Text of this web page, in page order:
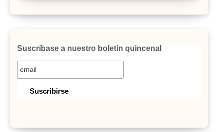
Suscríbase a nuestro boletín quincenal